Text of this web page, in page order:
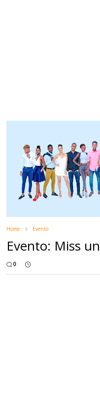
Home Evento
Evento: Miss
0